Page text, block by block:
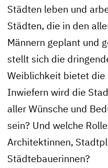
Städten leben und
Städten, die in den
Männern geplant und
stellt sich die
Weiblichkeit bietet die
Inwiefern wird die
aller Wünsche und
sein? Und welche
Architektinnen,
Städtebauerinnen?